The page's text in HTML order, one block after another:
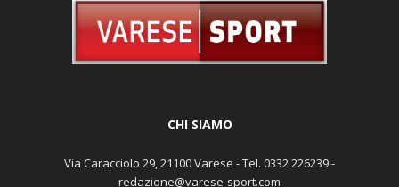
CHI SIAMO
Via Caracciolo 29, 21100 Varese - Tel. 0332 226239 -
redazione@varese-sport.com